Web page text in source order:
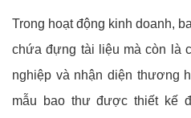
Trong hoạt động kinh doanh,
chứa đựng tài liệu mà còn là
nghiệp và nhận diện thương
mẫu bao thư được thiết kế